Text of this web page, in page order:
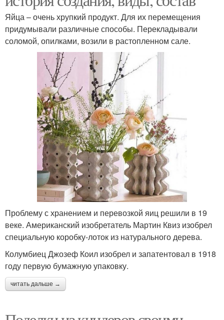
Яйца – очень хрупкий продукт. Для их перемещения
придумывали различные способы. Перекладывали
соломой, опилками, возили в растопленном сале.
Проблему с хранением и перевозкой яиц решили в 19
веке. Американский изобретатель Мартин Квиз изобрел
специальную коробку-лоток из натурального дерева.
Колумбиец Джозеф Коил изобрел и запатентовал в 1918
году первую бумажную упаковку.
читать дальше →